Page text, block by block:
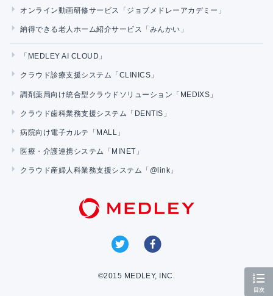
オンライン動画研修サービス「ジョブメドレーアカデミー」
納得できる老人ホーム紹介サービス「みんかい」
「MEDLEY AI CLOUD」
クラウド診療支援システム「CLINICS」
調剤薬局向け統合型クラウドソリューション「MEDIXS」
クラウド歯科業務支援システム「DENTIS」
病院向け電子カルテ「MALL」
医療・介護連携システム「MINET」
クラウド産婦人科業務支援システム「@link」
©2015 MEDLEY, INC.
目次